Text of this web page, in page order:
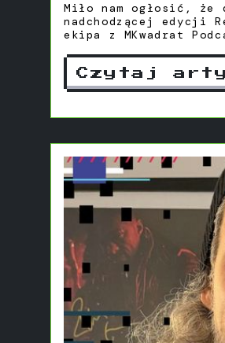
Miło nam ogłosić, że
nadchodzącej edycji
ekipa z MKwadrat
Czytaj